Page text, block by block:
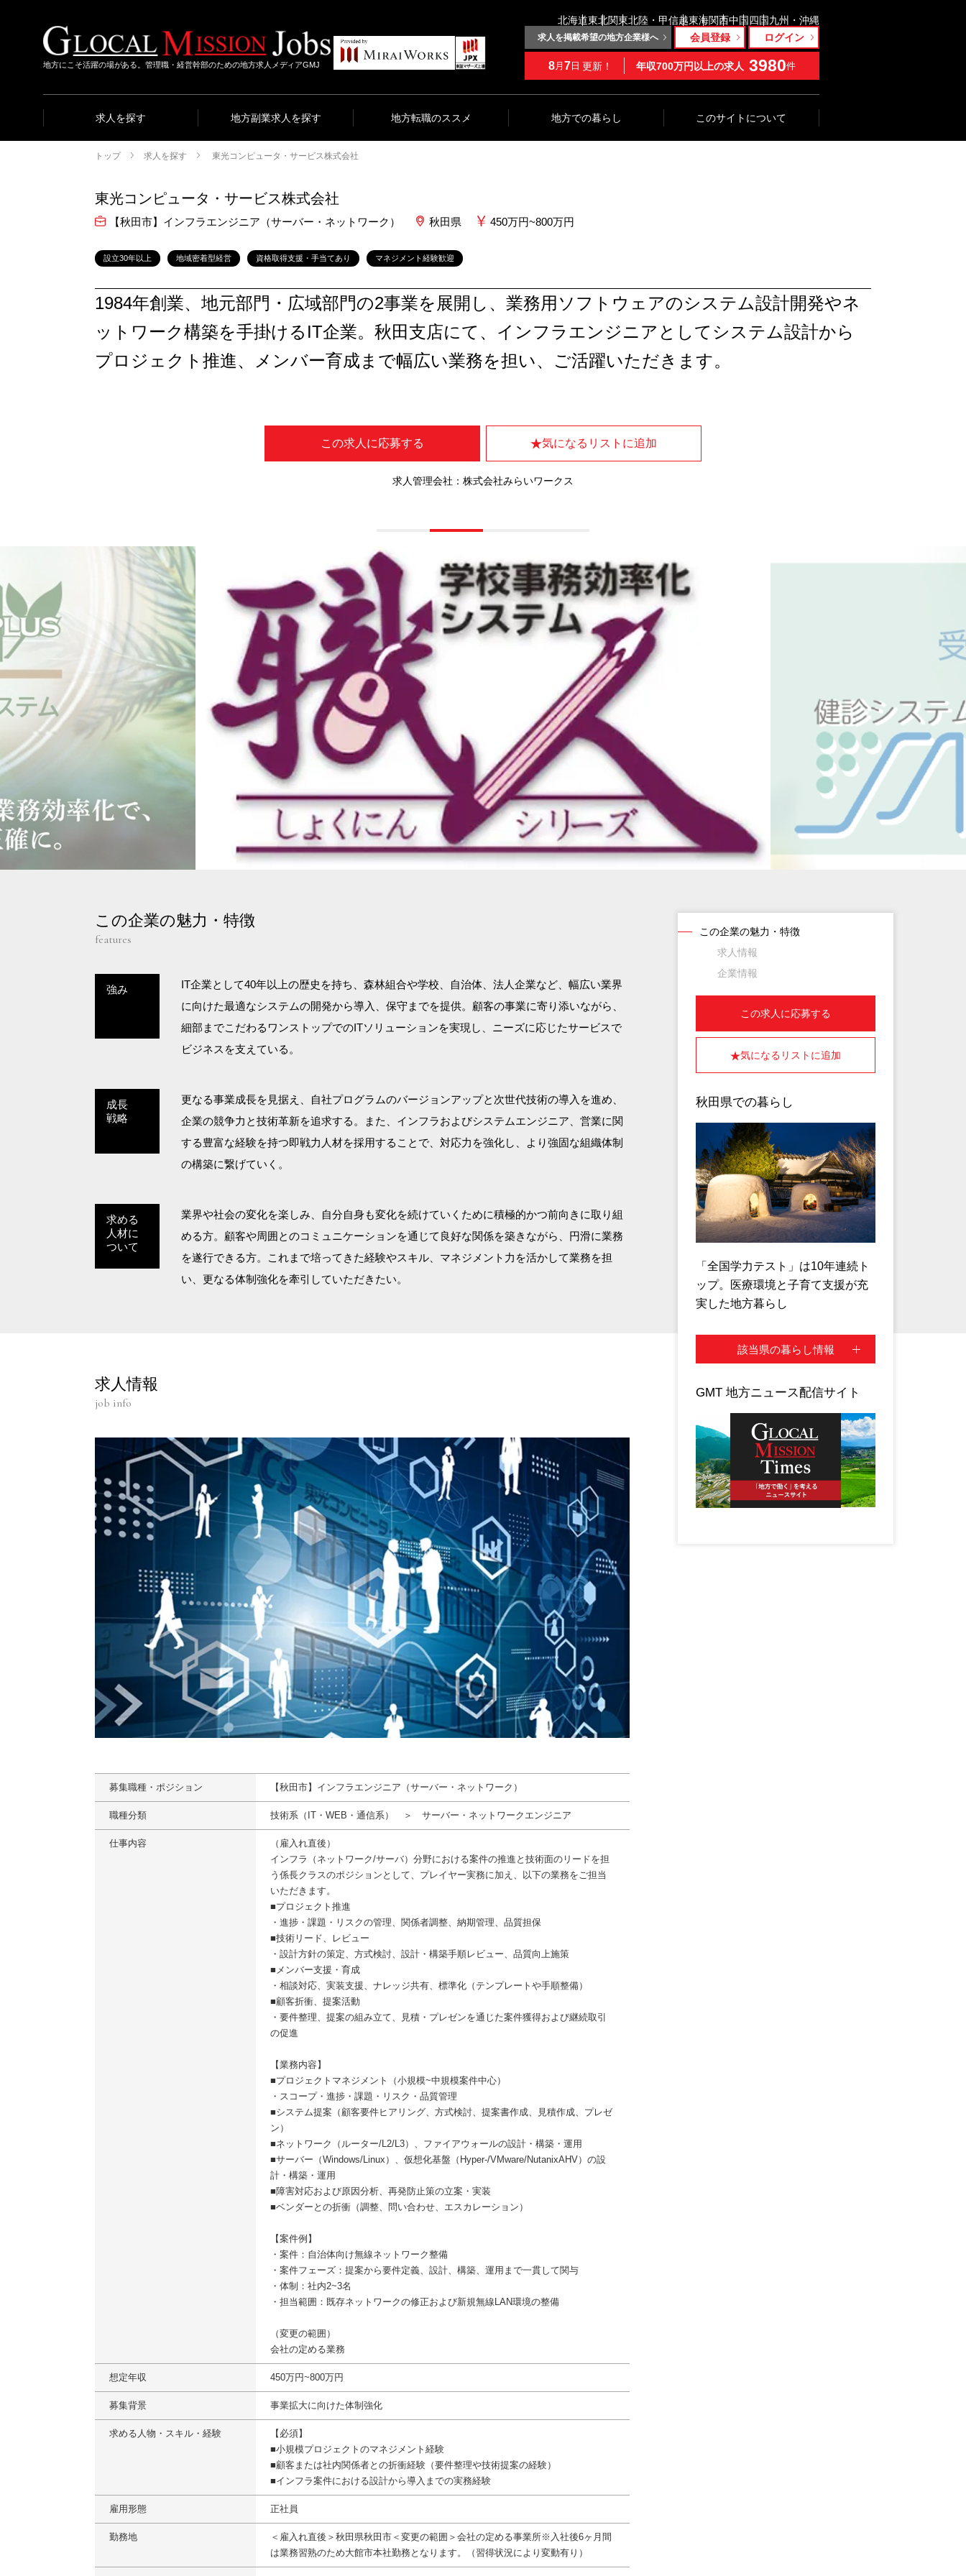
地方にこそ活躍の場がある。管理職・経営幹部のための地方求人メディアGMJ
北海道東北関東北陸・甲信越東海関西中国四国九州・沖縄
求人を掲載希望の地方企業様へ 会員登録 ログイン
8月 7日 更新！ 年収700万円以上の求人 3980件
求人を探す 地方副業求人を探す 地方転職のススメ 地方での暮らし このサイトについて
トップ 求人を探す 東光コンピュータ・サービス株式会社
東光コンピュータ・サービス株式会社
【秋田市】インフラエンジニア（サーバー・ネットワーク） 秋田県 450万円~800万円
設立30年以上 地域密着型経営 資格取得支援・手当てあり マネジメント経験歓迎
1984年創業、地元部門・広域部門の2事業を展開し、業務用ソフトウェアのシステム設計開発やネ
ットワーク構築を手掛けるIT企業。秋田支店にて、インフラエンジニアとしてシステム設計から
プロジェクト推進、メンバー育成まで幅広い業務を担い、ご活躍いただきます。
この求人に応募する 気になるリストに追加
求人管理会社：株式会社みらいワークス
この企業の魅力・特徴
features
強み
IT企業として40年以上の歴史を持ち、森林組合や学校、自治体、法人企業など、幅広い業界
に向けた最適なシステムの開発から導入、保守までを提供。顧客の事業に寄り添いながら、
細部までこだわるワンストップでのITソリューションを実現し、ニーズに応じたサービスで
ビジネスを支えている。
成長
戦略
更なる事業成長を見据え、自社プログラムのバージョンアップと次世代技術の導入を進め、
企業の競争力と技術革新を追求する。また、インフラおよびシステムエンジニア、営業に関
する豊富な経験を持つ即戦力人材を採用することで、対応力を強化し、より強固な組織体制
の構築に繋げていく。
求める
人材に
ついて
業界や社会の変化を楽しみ、自分自身も変化を続けていくために積極的かつ前向きに取り組
める方。顧客や周囲とのコミュニケーションを通じて良好な関係を築きながら、円滑に業務
を遂行できる方。これまで培ってきた経験やスキル、マネジメント力を活かして業務を担
い、更なる体制強化を牽引していただきたい。
求人情報
job info
募集職種・ポジション 【秋田市】インフラエンジニア（サーバー・ネットワーク）
職種分類 技術系（IT・WEB・通信系） ＞ サーバー・ネットワークエンジニア
仕事内容
（雇入れ直後）
インフラ（ネットワーク/サーバ）分野における案件の推進と技術面のリードを担
う係長クラスのポジションとして、プレイヤー実務に加え、以下の業務をご担当
いただきます。
■プロジェクト推進
・進捗・課題・リスクの管理、関係者調整、納期管理、品質担保
■技術リード、レビュー
・設計方針の策定、方式検討、設計・構築手順レビュー、品質向上施策
■メンバー支援・育成
・相談対応、実装支援、ナレッジ共有、標準化（テンプレートや手順整備）
■顧客折衝、提案活動
・要件整理、提案の組み立て、見積・プレゼンを通じた案件獲得および継続取引
の促進
【業務内容】
■プロジェクトマネジメント（小規模~中規模案件中心）
・スコープ・進捗・課題・リスク・品質管理
■システム提案（顧客要件ヒアリング、方式検討、提案書作成、見積作成、プレゼ
ン）
■ネットワーク（ルーター/L2/L3）、ファイアウォールの設計・構築・運用
■サーバー（Windows/Linux）、仮想化基盤（Hyper-/VMware/NutanixAHV）の設
計・構築・運用
■障害対応および原因分析、再発防止策の立案・実装
■ベンダーとの折衝（調整、問い合わせ、エスカレーション）
【案件例】
・案件：自治体向け無線ネットワーク整備
・案件フェーズ：提案から要件定義、設計、構築、運用まで一貫して関与
・体制：社内2~3名
・担当範囲：既存ネットワークの修正および新規無線LAN環境の整備
（変更の範囲）
会社の定める業務
想定年収 450万円~800万円
募集背景 事業拡大に向けた体制強化
求める人物・スキル・経験
【必須】
■小規模プロジェクトのマネジメント経験
■顧客または社内関係者との折衝経験（要件整理や技術提案の経験）
■インフラ案件における設計から導入までの実務経験
雇用形態 正社員
勤務地
＜雇入れ直後＞秋田県秋田市＜変更の範囲＞会社の定める事業所※入社後6ヶ月間
は業務習熟のため大館市本社勤務となります。（習得状況により変動有り）
この企業の魅力・特徴
求人情報
企業情報
この求人に応募する
気になるリストに追加
秋田県での暮らし
「全国学力テスト」は10年連続ト
ップ。医療環境と子育て支援が充
実した地方暮らし
該当県の暮らし情報
GMT 地方ニュース配信サイト